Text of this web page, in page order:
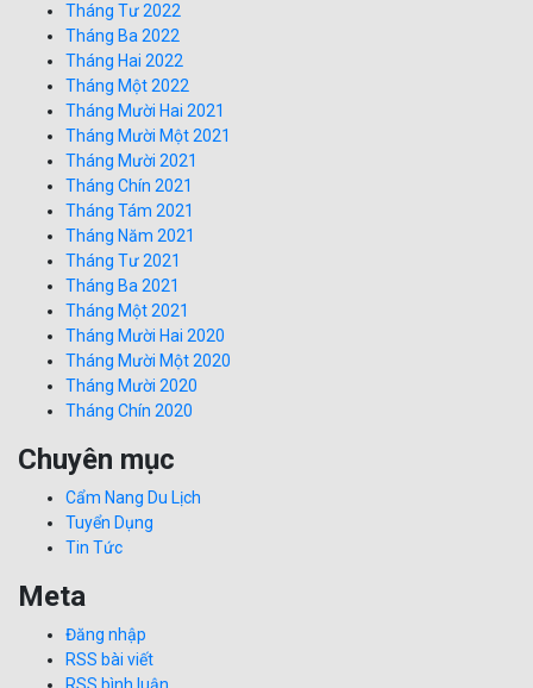
Tháng Tư 2022
Tháng Ba 2022
Tháng Hai 2022
Tháng Một 2022
Tháng Mười Hai 2021
Tháng Mười Một 2021
Tháng Mười 2021
Tháng Chín 2021
Tháng Tám 2021
Tháng Năm 2021
Tháng Tư 2021
Tháng Ba 2021
Tháng Một 2021
Tháng Mười Hai 2020
Tháng Mười Một 2020
Tháng Mười 2020
Tháng Chín 2020
Chuyên mục
Cẩm Nang Du Lịch
Tuyển Dụng
Tin Tức
Meta
Đăng nhập
RSS bài viết